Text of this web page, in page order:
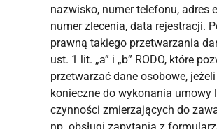
nazwisko, numer telefonu, adres
numer zlecenia, data rejestracji.
prawną takiego przetwarzania
ust. 1 lit. „a” i „b” RODO, które
przetwarzać dane osobowe,
konieczne do wykonania umowy
czynności zmierzających do